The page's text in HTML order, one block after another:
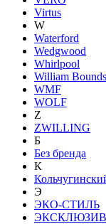
Virtus
W
Waterford
Wedgwood
Whirlpool
William
WMF
WOLF
Z
ZWILLING
Б
Без бренда
К
Э
ЭКО-СТИЛЬ
ЭКСКЛЮЗИВ